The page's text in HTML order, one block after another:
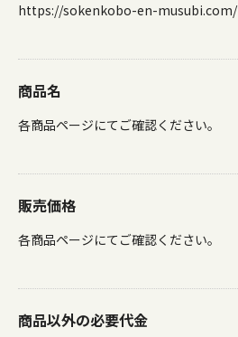
https://sokenkobo-en-musubi.com/
商品名
各商品ページにてご確認ください。
販売価格
各商品ページにてご確認ください。
商品以外の必要代金